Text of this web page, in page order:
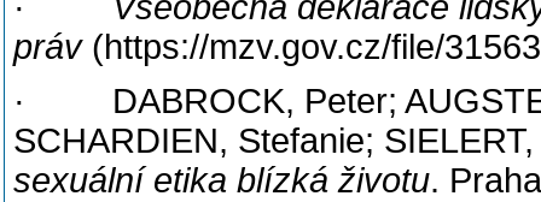
· Všeobecná deklarace
práv (https://mzv.gov.cz/file/
· DABROCK, Peter;
SCHARDIEN, Stefanie;
sexuální etika blízká životu.